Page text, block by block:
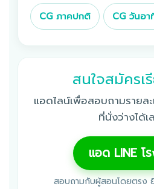
CG ภาคปกติ CG วันอ
สนใจสมัครเ
แอดไลน์เพื่อสอบถามรายล
ที่นั่งว่างได้เ
แอด LINE โ
สอบถามกับผู้สอนโดยตรง